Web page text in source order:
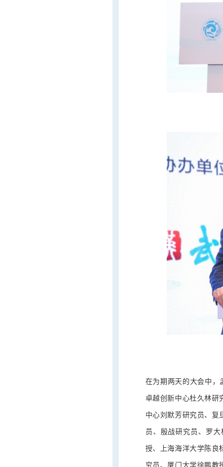
在为期两天的大会中，
卓越创新中心杜久林研
中心刘默芳研究员、复
员、殷战研究员、罗
授、上海海洋大学陈良
究员、厦门大学徐鹏教